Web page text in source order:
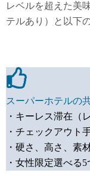
レベルを超えた美
テルあり）と以下
スーパーホテルの
・キーレス滞在（
・チェックアウト
・硬さ、高さ、素
・女性限定選べる